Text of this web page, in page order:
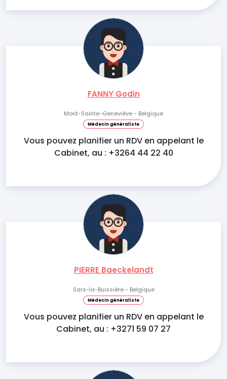
FANNY Godin
Mont-Sainte-Geneviève - Belgique
Médecin généraliste
Vous pouvez planifier un RDV en appelant le
Cabinet, au : +3264 44 22 40
PIERRE Baeckelandt
Sars-la-Buissière - Belgique
Médecin généraliste
Vous pouvez planifier un RDV en appelant le
Cabinet, au : +3271 59 07 27